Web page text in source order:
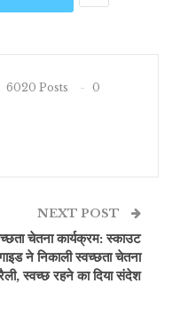
6020 Posts
0
NEXT POST
चेतना कार्यक्रम: स्काउट
ने निकाली स्वच्छता चेतना
स्वच्छ रहने का दिया संदेश